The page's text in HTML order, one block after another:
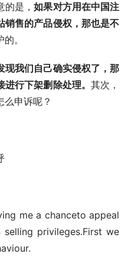
的是，如果对方用在中国注
销售的产品侵权，那也是不
。
现我们自己确实侵权了，那
行下架删除处理。 其次，
么申诉呢？
me a chanceto appeal
privileges.First we